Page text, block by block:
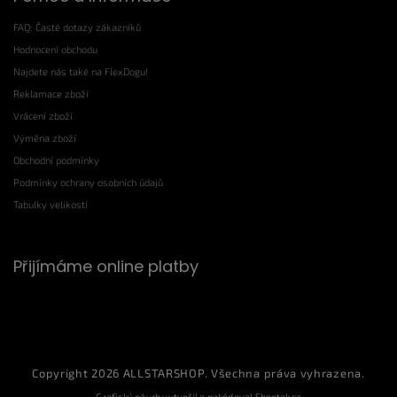
FAQ: Časté dotazy zákazníků
Hodnocení obchodu
Najdete nás také na FlexDogu!
Reklamace zboží
Vrácení zboží
Výměna zboží
Obchodní podmínky
Podmínky ochrany osobních údajů
Tabulky velikostí
Přijímáme online platby
Copyright 2026 ALLSTARSHOP. Všechna práva vyhrazena.